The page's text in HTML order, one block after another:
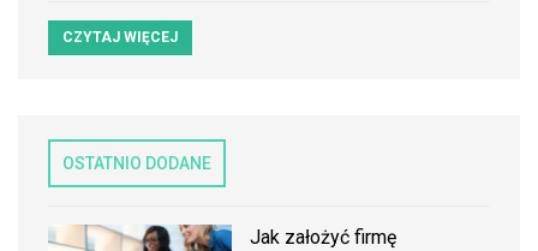
CZYTAJ WIĘCEJ
OSTATNIO DODANE
Jak założyć firmę